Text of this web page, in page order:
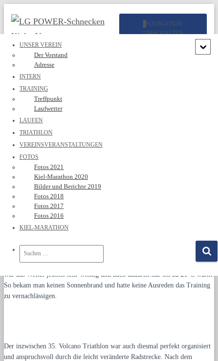
NAVIGATION
UMSCHALTEN
UNSER VEREIN
Der Vorstand
Adresse
INTERN
TRAINING
Treffpunkt
Laufwetter
LAUFEN
TRIATHLON
VEREINSVERANSTALTUNGEN
FOTOS
Fotos 2021
Kiel-Marathon 2020
Bilder und Berichte 2019
Fotos 2018
Fotos 2017
Fotos 2016
KIEL-MARATHON
h
e
n
VOLCANO Triathlon Lanzarote
2019
Veröffentlicht von
Nach einer Teilnahme 2016 lockte mich auch 2019 nochmals die
Lanzarote. Im Clubhotel La Santa gibt es allerbeste Sport- und
Triathlonbedingungen fast ganzjährig und auch im April 2019. Dieses Jahr
war das Wetter jedoch sehr wolkig und auch dadurch nur bis zu 21°C warm.
So bekam man keinen Sonnenbrand und hatte keine Ausreden das Training
zu vernachlässigen.
Der inzwischen 35. Volcano Triathlon war auch diesmal perfekt organisiert
und anspruchsvoll durch die leicht veränderte Radstrecke. Nach dem